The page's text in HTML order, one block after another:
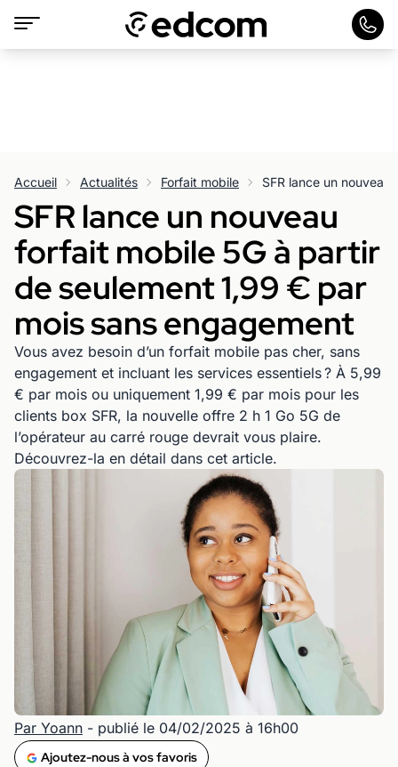
Accueil Actualités Forfait mobile
SFR lance un nouveau
forfait mobile 5G à partir
de seulement 1,99 € par
mois sans engagement
Vous avez besoin d’un forfait mobile pas cher, sans
engagement et incluant les services essentiels ? À 5,99
€ par mois ou uniquement 1,99 € par mois pour les
clients box SFR, la nouvelle offre 2 h 1 Go 5G de
l’opérateur au carré rouge devrait vous plaire.
Découvrez-la en détail dans cet article.
Par Yoann - publié le 04/02/2025 à 16h00
Ajoutez-nous à vos favoris